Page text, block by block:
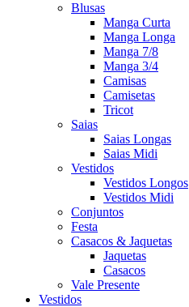
Blusas
Manga Curta
Manga Longa
Manga 7/8
Manga 3/4
Camisas
Camisetas
Tricot
Saias
Saias Longas
Saias Midi
Vestidos
Vestidos Longos
Vestidos Midi
Conjuntos
Festa
Casacos & Jaquetas
Jaquetas
Casacos
Vale Presente
Vestidos